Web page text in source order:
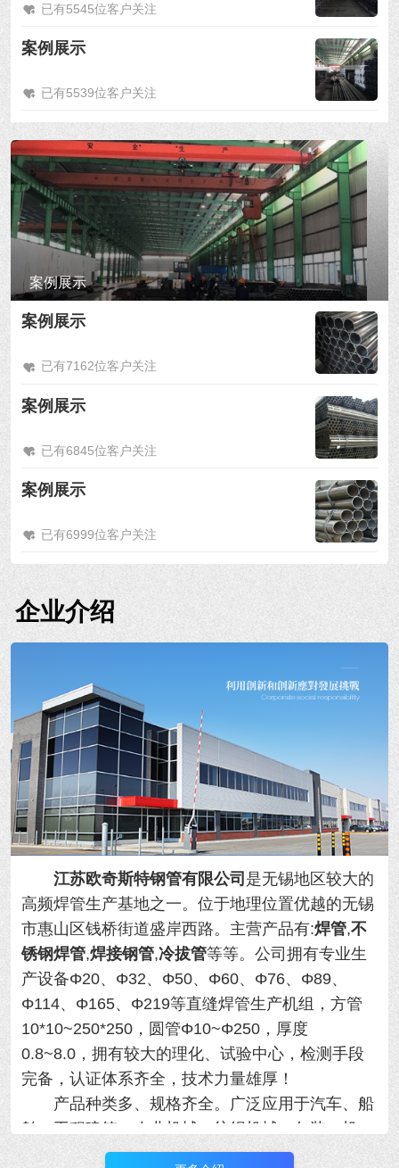
已有5545位客户关注
案例展示
已有5539位客户关注
案例展示
案例展示
已有7162位客户关注
案例展示
已有6845位客户关注
案例展示
已有6999位客户关注
企业介绍
江苏欧奇斯特钢管有限公司 是无锡地区较大的
高频焊管生产基地之一。位于地理位置优越的无锡
市惠山区钱桥街道盛岸西路。主营产品有:焊管,不
锈钢焊管,焊接钢管,冷拔管等等。 公司拥有专业生
产设备Φ20、Φ32、Φ50、Φ60、Φ76、Φ89、
Φ114、Φ165、Φ219等直缝焊管生产机组，方管
10*10~250*250，圆管Φ10~Φ250，厚度
0.8~8.0，拥有较大的理化、试验中心，检测手段
完备，认证体系齐全，技术力量雄厚！
产品种类多、规格齐全。广泛应用于汽车、船
舶、工程建筑、农业机械、纺织机械、包装、机
械、制冷设备等行业，年产量大！用于各类精密机